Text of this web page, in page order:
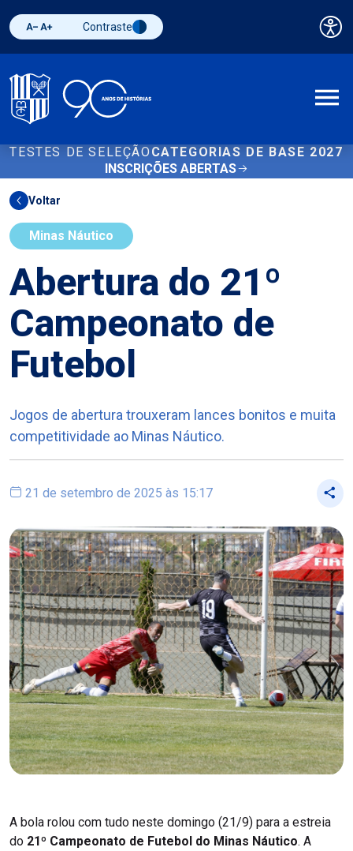
Diminuir fonte
Aumentar fonteAlternar contraste
Contraste
TESTES DE SELEÇÃO CATEGORIAS DE BASE 2027
INSCRIÇÕES ABERTAS
Voltar
Minas Náutico
Abertura do 21º
Campeonato de
Futebol
Jogos de abertura trouxeram lances bonitos e muita
competitividade ao Minas Náutico.
21 de setembro de 2025 às 15:17
A bola rolou com tudo neste domingo (21/9) para a estreia
do 21º Campeonato de Futebol do Minas Náutico. A